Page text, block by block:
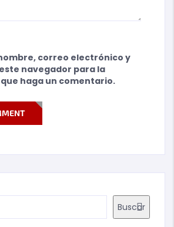
correo electrónico y
navegador para la
haga un comentario.
Buscar